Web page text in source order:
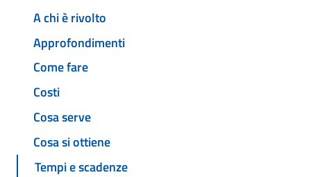
A chi è rivolto
Approfondimenti
Come fare
Costi
Cosa serve
Cosa si ottiene
Tempi e scadenze